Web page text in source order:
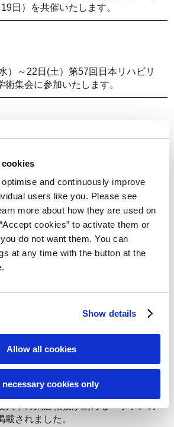
and continuously improve
users like you. Please see
more about how they are used on
cookies” to activate them or
do not want them. You can
at any time with the button at the
Show details
Allow all cookies
necessary cookies only
日）を共催いたします。
）～22日(土）第57回日本リハビリ
術集会に参加いたします。
テーション医学会学術集会のランチ
日）を共催いたします。
2019）ならびに第56回 日本リ
大学の鍋倉教授が薦めるマラソンの
載されました。